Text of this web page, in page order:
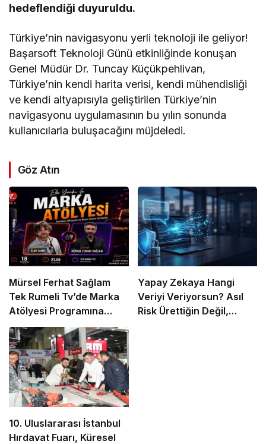
hedeflendiği duyuruldu.
Türkiye’nin navigasyonu yerli teknoloji ile geliyor!
Başarsoft Teknoloji Günü etkinliğinde konuşan
Genel Müdür Dr. Tuncay Küçükpehlivan,
Türkiye’nin kendi harita verisi, kendi mühendisliği
ve kendi altyapısıyla geliştirilen Türkiye’nin
navigasyonu uygulamasının bu yılın sonunda
kullanıcılarla buluşacağını müjdeledi.
Göz Atın
Mürsel Ferhat Sağlam
Tek Rumeli Tv’de Marka
Atölyesi Programına
Konuk Oldu
Yapay Zekaya Hangi
Veriyi Veriyorsun? Asıl
Risk Ürettiğin Değil,
10. Uluslararası İstanbul
Hırdavat Fuarı, Küresel